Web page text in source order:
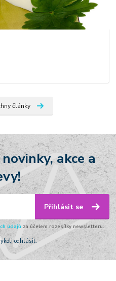
články
akce a
Přihlásit se
údajů za účelem rozesílky newsletteru.
odhlásit.